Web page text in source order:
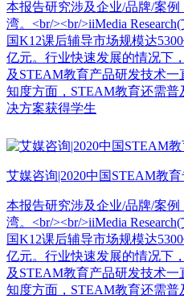
本报告研究涉及企业/品牌/案
湾。<br/><br/>iiMedia
国K12课后辅导市场规模达
亿元。行业快速发展的情况下
及STEAM教育产品研发技术
知度方面，STEAM教育还需
决方案获得学生
艾媒咨询|2020中国STEAM教
本报告研究涉及企业/品牌/案
湾。<br/><br/>iiMedia
国K12课后辅导市场规模达
亿元。行业快速发展的情况下
及STEAM教育产品研发技术
知度方面，STEAM教育还需